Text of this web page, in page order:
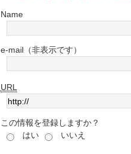
Name
e-mail（非表示です）
URL
この情報を登録しますか？
はい
いいえ